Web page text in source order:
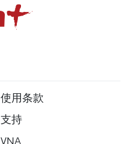
使用条款
支持
VNA